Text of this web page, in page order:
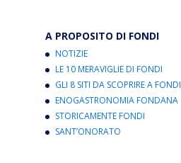
A PROPOSITO DI FONDI
NOTIZIE
LE 10 MERAVIGLIE DI FONDI
GLI 8 SITI DA SCOPRIRE A FONDI
ENOGASTRONOMIA FONDANA
STORICAMENTE FONDI
SANT’ONORATO